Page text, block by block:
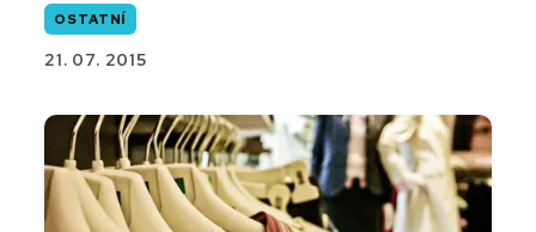
OSTATNÍ
21. 07. 2015